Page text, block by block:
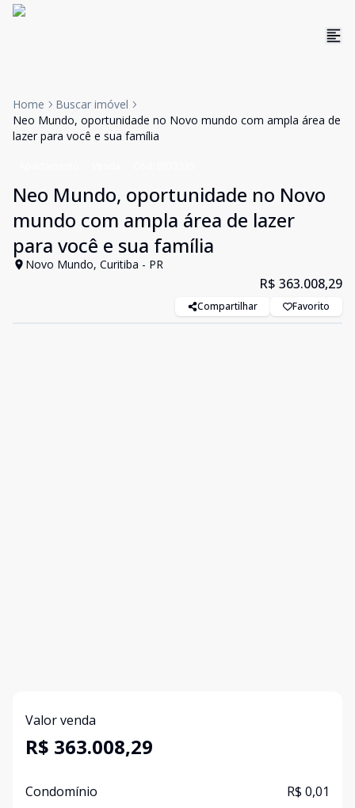
Home
Buscar imóvel
Neo Mundo, oportunidade no Novo mundo com ampla área de
lazer para você e sua família
Neo Mundo, oportunidade no Novo
mundo com ampla área de lazer
para você e sua família
Novo Mundo, Curitiba - PR
R$ 363.008,29
Compartilhar Favorito
Valor venda
R$ 363.008,29
Condomínio R$ 0,01